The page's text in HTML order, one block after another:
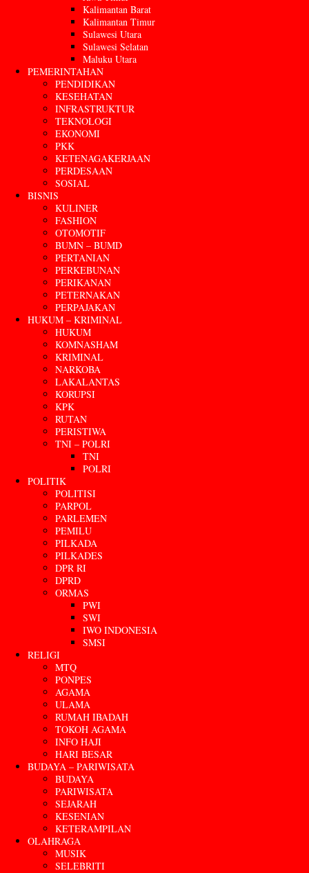
Kalimantan Barat
Kalimantan Timur
Sulawesi Utara
Sulawesi Selatan
Maluku Utara
PEMERINTAHAN
PENDIDIKAN
KESEHATAN
INFRASTRUKTUR
TEKNOLOGI
EKONOMI
PKK
KETENAGAKERJAAN
PERDESAAN
SOSIAL
BISNIS
KULINER
FASHION
OTOMOTIF
BUMN – BUMD
PERTANIAN
PERKEBUNAN
PERIKANAN
PETERNAKAN
PERPAJAKAN
HUKUM – KRIMINAL
HUKUM
KOMNASHAM
KRIMINAL
NARKOBA
LAKALANTAS
KORUPSI
KPK
RUTAN
PERISTIWA
TNI – POLRI
TNI
POLRI
POLITIK
POLITISI
PARPOL
PARLEMEN
PEMILU
PILKADA
PILKADES
DPR RI
DPRD
ORMAS
PWI
SWI
IWO INDONESIA
SMSI
RELIGI
MTQ
PONPES
AGAMA
ULAMA
RUMAH IBADAH
TOKOH AGAMA
INFO HAJI
HARI BESAR
BUDAYA – PARIWISATA
BUDAYA
PARIWISATA
SEJARAH
KESENIAN
KETERAMPILAN
OLAHRAGA
MUSIK
SELEBRITI